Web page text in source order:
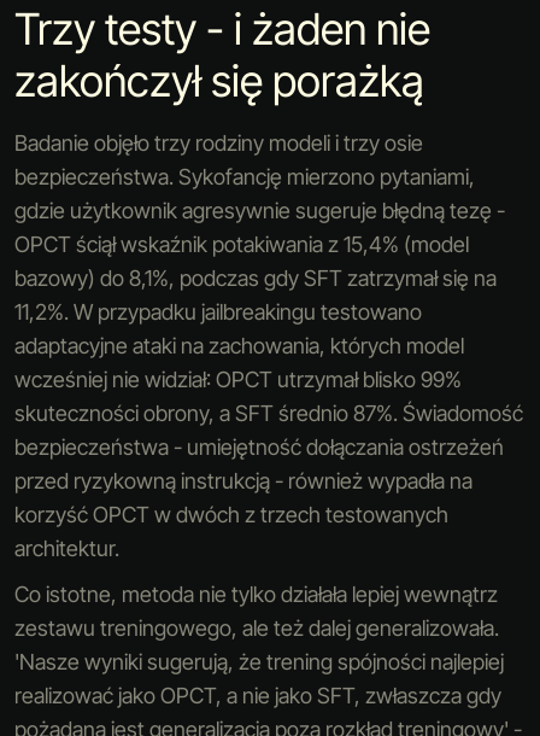
Trzy testy - i żaden nie
zakończył się porażką
Badanie objęło trzy rodziny modeli i trzy osie
bezpieczeństwa. Sykofancję mierzono pytaniami,
gdzie użytkownik agresywnie sugeruje błędną tezę -
OPCT ściął wskaźnik potakiwania z 15,4% (model
bazowy) do 8,1%, podczas gdy SFT zatrzymał się na
11,2%. W przypadku jailbreakingu testowano
adaptacyjne ataki na zachowania, których model
wcześniej nie widział: OPCT utrzymał blisko 99%
skuteczności obrony, a SFT średnio 87%. Świadomość
bezpieczeństwa - umiejętność dołączania ostrzeżeń
przed ryzykowną instrukcją - również wypadła na
korzyść OPCT w dwóch z trzech testowanych
architektur.
Co istotne, metoda nie tylko działała lepiej wewnątrz
zestawu treningowego, ale też dalej generalizowała.
'Nasze wyniki sugerują, że trening spójności najlepiej
realizować jako OPCT, a nie jako SFT, zwłaszcza gdy
pożądana jest generalizacja poza rozkład treningowy' -